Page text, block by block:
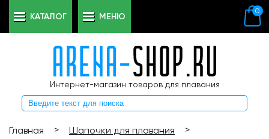
Интернет-магазин товаров для плавания
0
КАТАЛОГ МЕНЮ
Главная > Шапочки для плавания
>